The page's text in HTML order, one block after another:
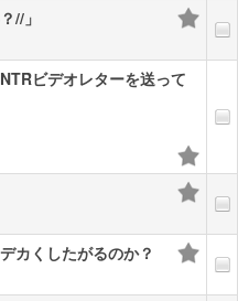
//」
ビデオレターを送って
カくしたがるのか？